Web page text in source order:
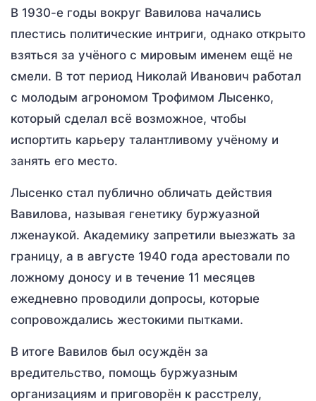
В 1930-е годы вокруг Вавилова начались
плестись политические интриги, однако открыто
взяться за учёного с мировым именем ещё не
смели. В тот период Николай Иванович работал
с молодым агрономом Трофимом Лысенко,
который сделал всё возможное, чтобы
испортить карьеру талантливому учёному и
занять его место.
Лысенко стал публично обличать действия
Вавилова, называя генетику буржуазной
лженаукой. Академику запретили выезжать за
границу, а в августе 1940 года арестовали по
ложному доносу и в течение 11 месяцев
ежедневно проводили допросы, которые
сопровождались жестокими пытками.
В итоге Вавилов был осуждён за
вредительство, помощь буржуазным
организациям и приговорён к расстрелу,